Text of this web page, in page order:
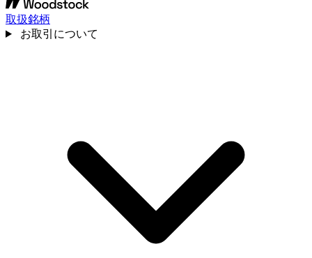
取扱銘柄
お取引について